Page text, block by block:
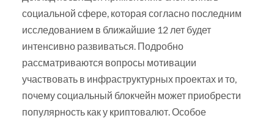
социальной сфере, которая согласно последним
исследованием в ближайшие 12 лет будет
интенсивно развиваться. Подробно
рассматриваются вопросы мотивации
участвовать в инфраструктурных проектах и то,
почему социальный блокчейн может приобрести
популярность как у криптовалют. Особое